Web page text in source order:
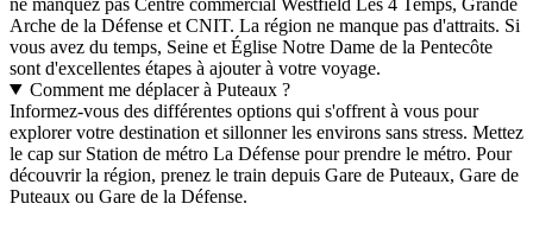
Arche de la Défense et CNIT. La région ne manque pas d'attraits. Si
vous avez du temps, Seine et Église Notre Dame de la Pentecôte
sont d'excellentes étapes à ajouter à votre voyage.
Comment me déplacer à Puteaux ?
Informez-vous des différentes options qui s'offrent à vous pour
explorer votre destination et sillonner les environs sans stress. Mettez
le cap sur Station de métro La Défense pour prendre le métro. Pour
découvrir la région, prenez le train depuis Gare de Puteaux, Gare de
Puteaux ou Gare de la Défense.